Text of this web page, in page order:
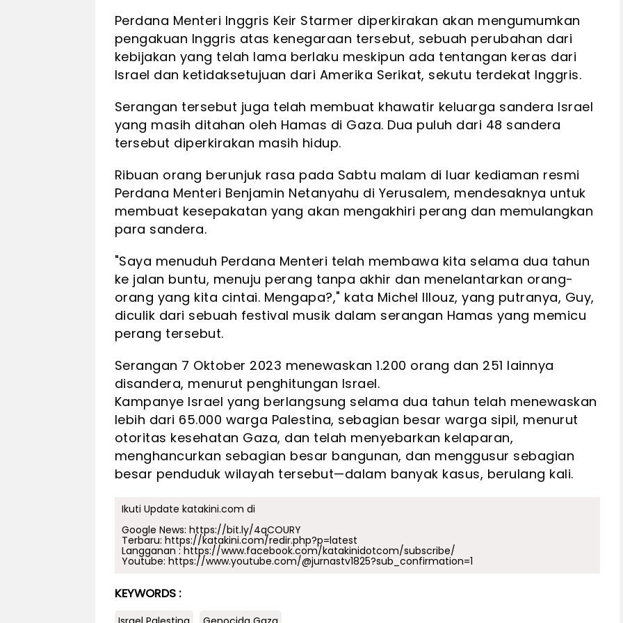
Perdana Menteri Inggris Keir Starmer diperkirakan akan mengumumkan
pengakuan Inggris atas kenegaraan tersebut, sebuah perubahan dari
kebijakan yang telah lama berlaku meskipun ada tentangan keras dari
Israel dan ketidaksetujuan dari Amerika Serikat, sekutu terdekat Inggris.
Serangan tersebut juga telah membuat khawatir keluarga sandera Israel
yang masih ditahan oleh Hamas di Gaza. Dua puluh dari 48 sandera
tersebut diperkirakan masih hidup.
Ribuan orang berunjuk rasa pada Sabtu malam di luar kediaman resmi
Perdana Menteri Benjamin Netanyahu di Yerusalem, mendesaknya untuk
membuat kesepakatan yang akan mengakhiri perang dan memulangkan
para sandera.
"Saya menuduh Perdana Menteri telah membawa kita selama dua tahun
ke jalan buntu, menuju perang tanpa akhir dan menelantarkan orang-
orang yang kita cintai. Mengapa?," kata Michel Illouz, yang putranya, Guy,
diculik dari sebuah festival musik dalam serangan Hamas yang memicu
perang tersebut.
Serangan 7 Oktober 2023 menewaskan 1.200 orang dan 251 lainnya
disandera, menurut penghitungan Israel.
Kampanye Israel yang berlangsung selama dua tahun telah menewaskan
lebih dari 65.000 warga Palestina, sebagian besar warga sipil, menurut
otoritas kesehatan Gaza, dan telah menyebarkan kelaparan,
menghancurkan sebagian besar bangunan, dan menggusur sebagian
besar penduduk wilayah tersebut—dalam banyak kasus, berulang kali.
Ikuti Update katakini.com di
Google News: https://bit.ly/4qCOURY
Terbaru: https://katakini.com/redir.php?p=latest
Langganan : https://www.facebook.com/katakinidotcom/subscribe/
Youtube: https://www.youtube.com/@jurnastv1825?sub_confirmation=1
KEYWORDS :